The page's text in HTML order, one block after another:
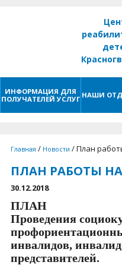
ИНФОРМАЦИЯ ДЛЯ
ПОЛУЧАТЕЛЕЙ УСЛУГ НАШИ
Главная / Новости /План
ПЛАН РАБОТЫ НА
30.12.2018
ПЛАН
Проведения
инвалидов,
представителей.